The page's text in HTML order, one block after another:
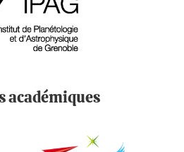
académiques